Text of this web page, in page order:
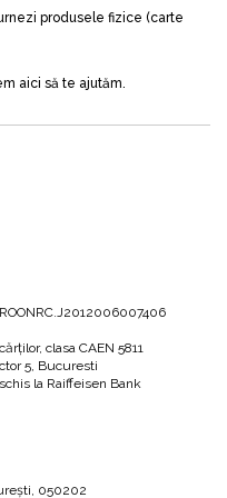
să repetați procesul.
Cosmin Șofron
produsele fizice (carte
aici să te ajutăm.
clasa CAEN 5811
5, Bucuresti
la Raiffeisen Bank
050202